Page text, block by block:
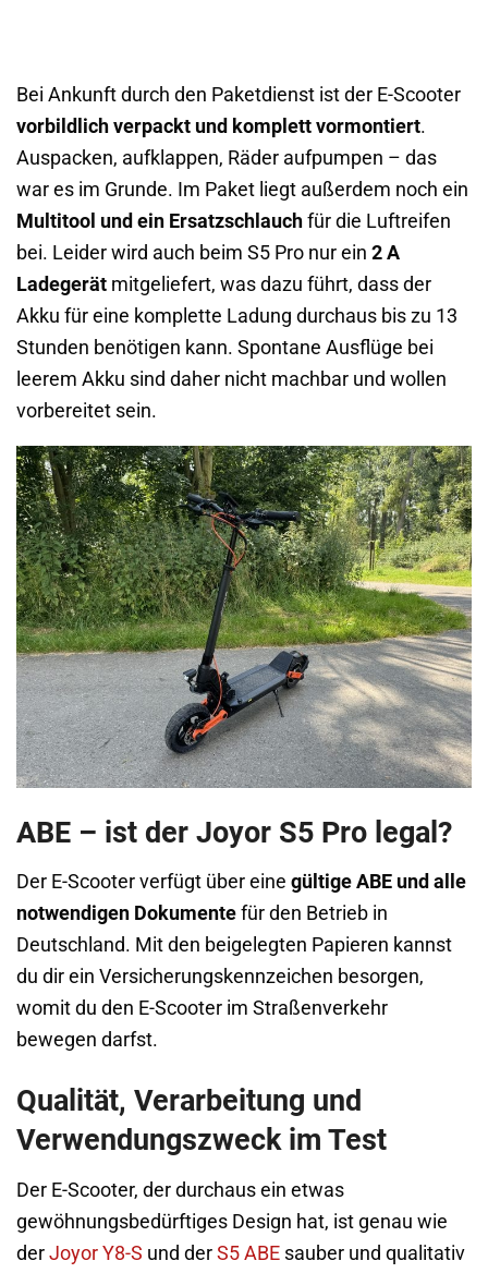
Bei Ankunft durch den Paketdienst ist der E-Scooter
vorbildlich verpackt und komplett vormontiert.
Auspacken, aufklappen, Räder aufpumpen – das
war es im Grunde. Im Paket liegt außerdem noch ein
Multitool und ein Ersatzschlauch für die Luftreifen
bei. Leider wird auch beim S5 Pro nur ein 2 A
Ladegerät mitgeliefert, was dazu führt, dass der
Akku für eine komplette Ladung durchaus bis zu 13
Stunden benötigen kann. Spontane Ausflüge bei
leerem Akku sind daher nicht machbar und wollen
vorbereitet sein.
ABE – ist der Joyor S5 Pro legal?
Der E-Scooter verfügt über eine gültige ABE und alle
notwendigen Dokumente für den Betrieb in
Deutschland. Mit den beigelegten Papieren kannst
du dir ein Versicherungskennzeichen besorgen,
womit du den E-Scooter im Straßenverkehr
bewegen darfst.
Qualität, Verarbeitung und
Verwendungszweck im Test
Der E-Scooter, der durchaus ein etwas
gewöhnungsbedürftiges Design hat, ist genau wie
der Joyor Y8-S und der S5 ABE sauber und qualitativ